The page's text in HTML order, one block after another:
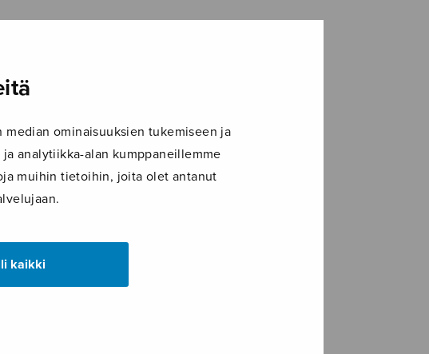
median ominaisuuksien tukemiseen ja
analytiikka-alan kumppaneillemme
muihin tietoihin, joita olet antanut
kaikki